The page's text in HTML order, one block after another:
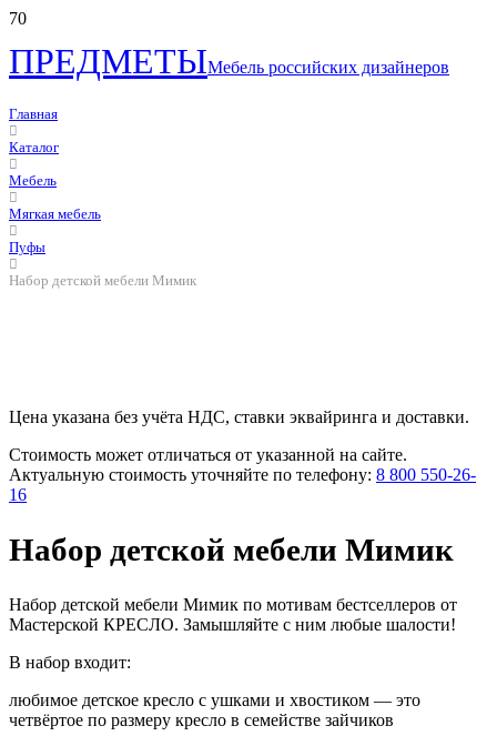
ПРЕДМЕТЫМебель российских дизайнеров
Главная
Каталог
Мебель
Мягкая мебель
Пуфы
Набор детской мебели Мимик
Цена указана без учёта НДС, ставки эквайринга и доставки.
Стоимость может отличаться от указанной на сайте.
Актуальную стоимость уточняйте по телефону: 8 800 550-26-
16
Набор детской мебели Мимик
Набор детской мебели Мимик по мотивам бестселлеров от
Мастерской КРЕСЛО. Замышляйте с ним любые шалости!
В набор входит:
любимое детское кресло с ушками и хвостиком — это
четвёртое по размеру кресло в семействе зайчиков